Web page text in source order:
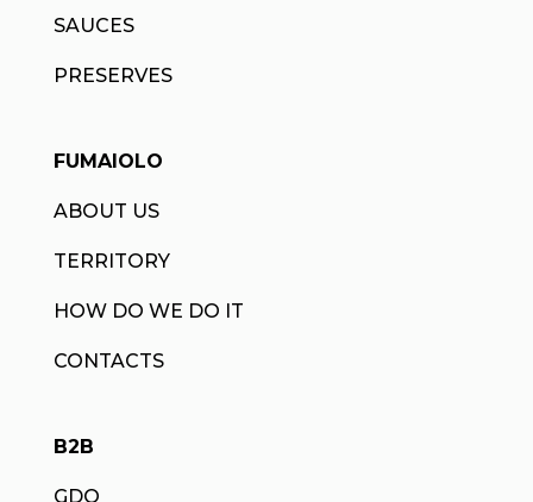
SAUCES
PRESERVES
FUMAIOLO
ABOUT US
TERRITORY
HOW DO WE DO IT
CONTACTS
B2B
GDO